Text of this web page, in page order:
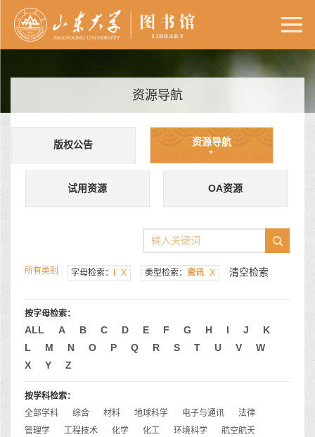
资源导航
版权公告 资源导航
试用资源 OA资源
所有类别 字母检索： X 类型检索： 资讯 X 清空检索
按字母检索：
ALL A B C D E F G H I J
K
L
M N O P Q R S T U V
W
X
Y Z
按学科检索：
全部学科
综合 材料 地球科学 电子与通讯
法律
管理学
工程技术 化学 化工 环境科学
航空航天